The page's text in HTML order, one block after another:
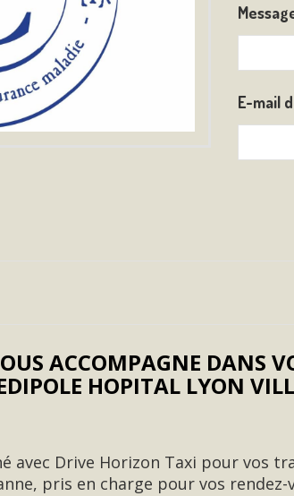
E-mail
ACCOMPAGNE DANS
HOPITAL LYON
avec Drive Horizon Taxi pour vos
pris en charge pour vos rendez-